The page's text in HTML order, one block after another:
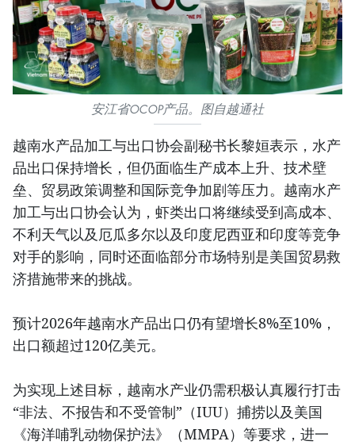
安江省OCOP产品。图自越通社
越南水产品加工与出口协会副秘书长黎姮表示，水产
品出口保持增长，但仍面临生产成本上升、技术壁
垒、贸易政策调整和国际竞争加剧等压力。越南水产
加工与出口协会认为，虾类出口将继续受到高成本、
不利天气以及厄瓜多尔以及印度尼西亚和印度等竞争
对手的影响，同时还面临部分市场特别是美国贸易救
济措施带来的挑战。
预计2026年越南水产品出口仍有望增长8%至10%，
出口额超过120亿美元。
为实现上述目标，越南水产业仍需积极认真履行打击
“非法、不报告和不受管制”（IUU）捕捞以及美国
《海洋哺乳动物保护法》（MMPA）等要求，进一